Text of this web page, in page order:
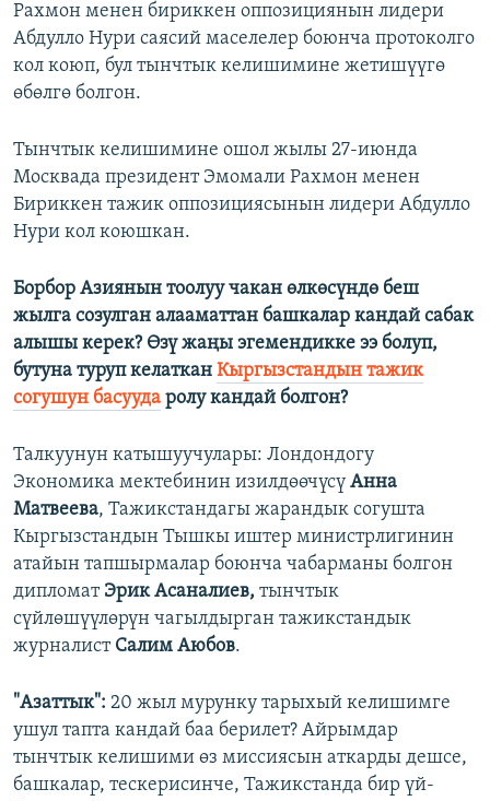
Рахмон менен бириккен оппозициянын лидери
Абдулло Нури саясий маселелер боюнча протоколго
кол коюп, бул тынчтык келишимине жетишүүгө
өбөлгө болгон.
Тынчтык келишимине ошол жылы 27-июнда
Москвада президент Эмомали Рахмон менен
Бириккен тажик оппозициясынын лидери Абдулло
Нури кол коюшкан.
Борбор Азиянын тоолуу чакан өлкөсүндө беш
жылга созулган алааматтан башкалар кандай сабак
алышы керек? Өзү жаңы эгемендикке ээ болуп,
бутуна туруп келаткан Кыргызстандын тажик
согушун басууда ролу кандай болгон?
Талкуунун катышуучулары: Лондондогу
Экономика мектебинин изилдөөчүсү Анна
Матвеева, Тажикстандагы жарандык согушта
Кыргызстандын Тышкы иштер министрлигинин
атайын тапшырмалар боюнча чабарманы болгон
дипломат Эрик Асаналиев, тынчтык
сүйлөшүүлөрүн чагылдырган тажикстандык
журналист Салим Аюбов.
"Азаттык": 20 жыл мурунку тарыхый келишимге
ушул тапта кандай баа берилет? Айрымдар
тынчтык келишими өз миссиясын аткарды дешсе,
башкалар, тескерисинче, Тажикстанда бир үй-